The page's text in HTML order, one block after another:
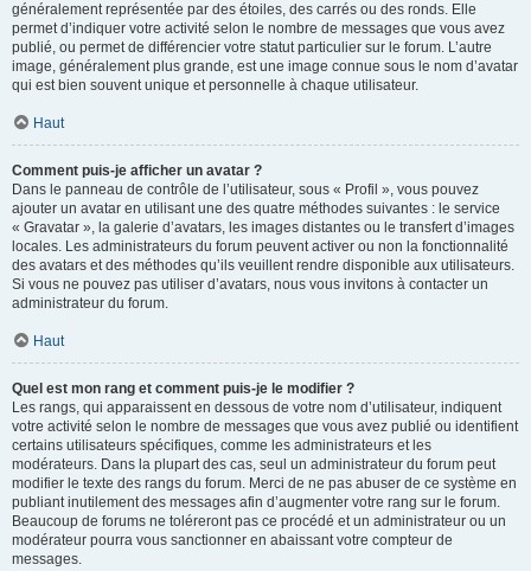
généralement représentée par des étoiles, des carrés ou des ronds. Elle
permet d’indiquer votre activité selon le nombre de messages que vous avez
publié, ou permet de différencier votre statut particulier sur le forum. L’autre
image, généralement plus grande, est une image connue sous le nom d’avatar
qui est bien souvent unique et personnelle à chaque utilisateur.
Haut
Comment puis-je afficher un avatar ?
Dans le panneau de contrôle de l’utilisateur, sous « Profil », vous pouvez
ajouter un avatar en utilisant une des quatre méthodes suivantes : le service
« Gravatar », la galerie d’avatars, les images distantes ou le transfert d’images
locales. Les administrateurs du forum peuvent activer ou non la fonctionnalité
des avatars et des méthodes qu’ils veuillent rendre disponible aux utilisateurs.
Si vous ne pouvez pas utiliser d’avatars, nous vous invitons à contacter un
administrateur du forum.
Haut
Quel est mon rang et comment puis-je le modifier ?
Les rangs, qui apparaissent en dessous de votre nom d’utilisateur, indiquent
votre activité selon le nombre de messages que vous avez publié ou identifient
certains utilisateurs spécifiques, comme les administrateurs et les
modérateurs. Dans la plupart des cas, seul un administrateur du forum peut
modifier le texte des rangs du forum. Merci de ne pas abuser de ce système en
publiant inutilement des messages afin d’augmenter votre rang sur le forum.
Beaucoup de forums ne toléreront pas ce procédé et un administrateur ou un
modérateur pourra vous sanctionner en abaissant votre compteur de
messages.